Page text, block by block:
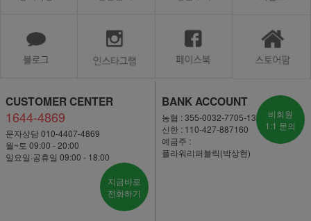
CUSTOMER CENTER
1644-4869
문자상담 010-4407-4869
월~토 09:00 - 20:00
일요일·공휴일 09:00 - 18:00
지금바로
전화하기
BANK ACCOUNT
농협 : 355-0032-7705-13
신한 : 110-427-887160
예금주 :
플라워리퍼블릭(박상현)
비회원
1:1 문의